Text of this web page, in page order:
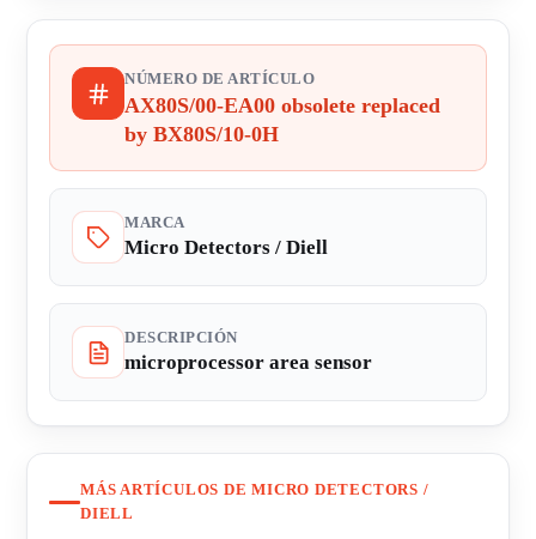
NÚMERO DE ARTÍCULO
AX80S/00-EA00 obsolete replaced
by BX80S/10-0H
MARCA
Micro Detectors / Diell
DESCRIPCIÓN
microprocessor area sensor
MÁS ARTÍCULOS DE MICRO DETECTORS /
DIELL